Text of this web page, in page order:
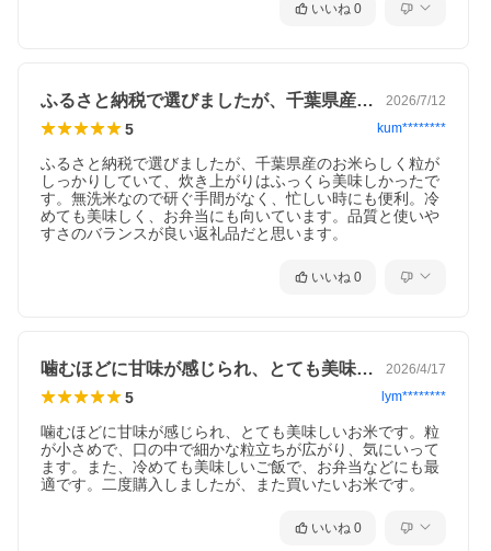
いいね 0
ふるさと納税で選びましたが、千葉県産の… 2026/7/12
5 kum********
ふるさと納税で選びましたが、千葉県産のお米らしく粒が
しっかりしていて、炊き上がりはふっくら美味しかったで
す。無洗米なので研ぐ手間がなく、忙しい時にも便利。冷
めても美味しく、お弁当にも向いています。品質と使いや
すさのバランスが良い返礼品だと思います。
いいね 0
噛むほどに甘味が感じられ、とても美味し… 2026/4/17
5 lym********
噛むほどに甘味が感じられ、とても美味しいお米です。粒
が小さめで、口の中で細かな粒立ちが広がり、気にいって
ます。また、冷めても美味しいご飯で、お弁当などにも最
適です。二度購入しましたが、また買いたいお米です。
いいね 0